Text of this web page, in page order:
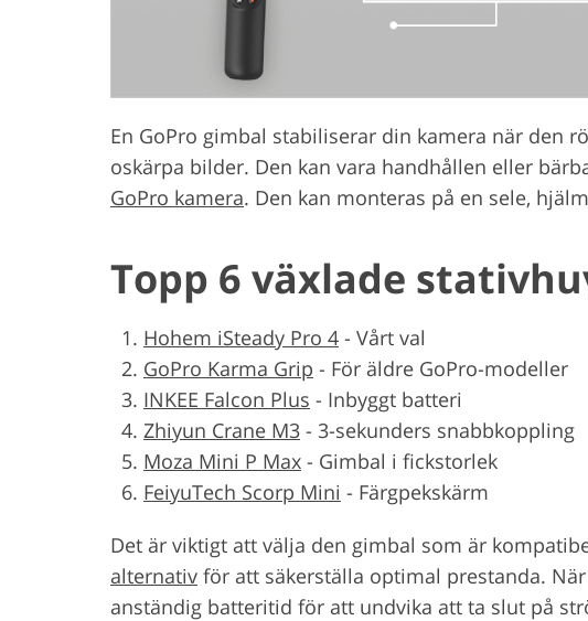
En GoPro gimbal stabiliserar din kamera när den
oskärpa bilder. Den kan vara handhållen eller
GoPro kamera. Den kan monteras på en sele,
Topp 6 växlade
Hohem iSteady Pro 4 - Vårt val
GoPro Karma Grip - För äldre GoPro-modeller
INKEE Falcon Plus - Inbyggt batteri
Zhiyun Crane M3 - 3-sekunders snabbkoppling
Moza Mini P Max - Gimbal i fickstorlek
FeiyuTech Scorp Mini - Färgpekskärm
Det är viktigt att välja den gimbal som är
alternativ för att säkerställa optimal prestanda.
anständig batteritid för att undvika att ta slut på